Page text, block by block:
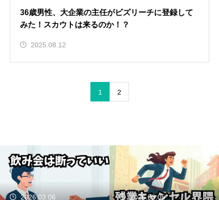
36歳男性、大企業の主任がビズリーチに登録して
みた！スカウトは来るのか！？
2025.08.12
1 2
2026.03.06 2026.03.05